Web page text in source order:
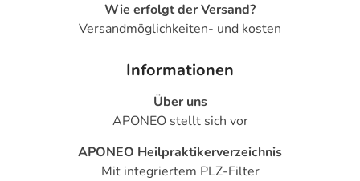
Wie erfolgt der Versand?
Versandmöglichkeiten- und kosten
Informationen
Über uns
APONEO stellt sich vor
APONEO Heilpraktikerverzeichnis
Mit integriertem PLZ-Filter